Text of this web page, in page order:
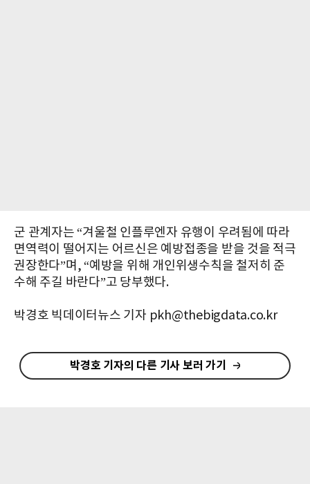
군 관계자는 “겨울철 인플루엔자 유행이 우려됨에 따라
면역력이 떨어지는 어르신은 예방접종을 받을 것을 적극
권장한다”며, “예방을 위해 개인위생수칙을 철저히 준
수해 주길 바란다”고 당부했다.
박경호 빅데이터뉴스 기자 pkh@thebigdata.co.kr
박경호 기자의 다른 기사 보러 가기